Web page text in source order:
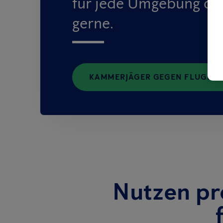
gerne.
KAMMERJÄGER GEGEN
Nutzen